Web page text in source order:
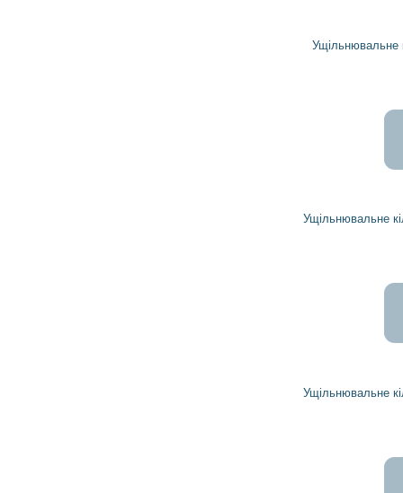
Ущільнювальне кільце 0811350030 DENSO
Ущільнювальне кільце 1941041 DELCO REMY
Ущільнювальне кільце 1941043 DELCO REMY